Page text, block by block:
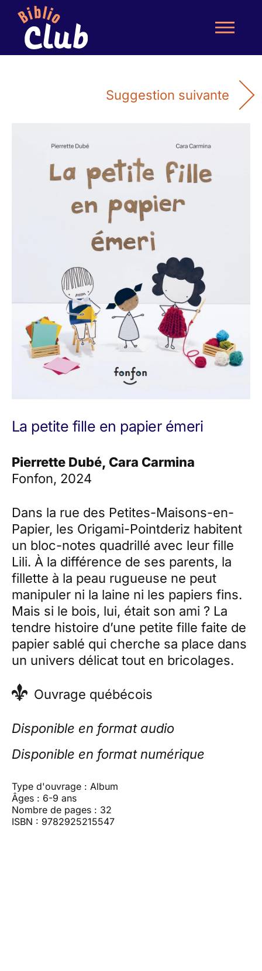
La petite fille en papier émeri
Pierrette Dubé, Cara Carmina
Fonfon, 2024
Dans la rue des Petites-Maisons-en-
Papier, les Origami-Pointderiz habitent
un bloc-notes quadrillé avec leur fille
Lili. À la différence de ses parents, la
fillette à la peau rugueuse ne peut
manipuler ni la laine ni les papiers fins.
Mais si le bois, lui, était son ami ? La
tendre histoire d’une petite fille faite de
papier sablé qui cherche sa place dans
un univers délicat tout en bricolages.
Ouvrage québécois
Disponible en format audio
Disponible en format numérique
Type d'ouvrage : Album
Âges : 6-9 ans
Nombre de pages : 32
ISBN : 9782925215547
Suggestion suivante